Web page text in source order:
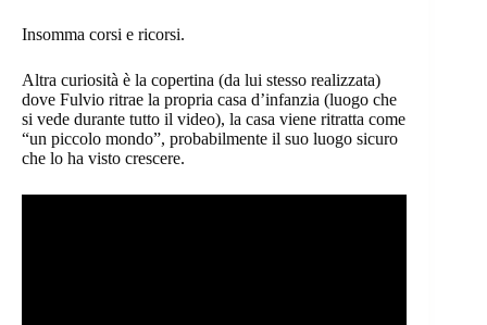
Insomma corsi e ricorsi.
Altra curiosità è la copertina (da lui stesso realizzata)
dove Fulvio ritrae la propria casa d’infanzia (luogo che
si vede durante tutto il video), la casa viene ritratta come
“un piccolo mondo”, probabilmente il suo luogo sicuro
che lo ha visto crescere.